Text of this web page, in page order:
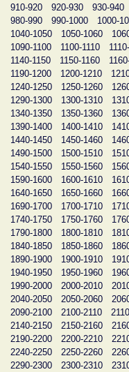
910-920
920-930 930-940
980-990
990-1000 1000-
1040-1050
1050-1060
1090-1100
1100-1110
1140-1150
1150-1160
1190-1200
1200-1210
1240-1250
1250-1260
1290-1300
1300-1310
1340-1350
1350-1360
1390-1400
1400-1410
1440-1450
1450-1460
1490-1500
1500-1510
1540-1550
1550-1560
1590-1600
1600-1610
1640-1650
1650-1660
1690-1700
1700-1710
1740-1750
1750-1760
1790-1800
1800-1810
1840-1850
1850-1860
1890-1900
1900-1910
1940-1950
1950-1960
1990-2000
2000-2010
2040-2050
2050-2060
2090-2100
2100-2110
2140-2150
2150-2160
2190-2200
2200-2210
2240-2250
2250-2260
2290-2300
2300-2310